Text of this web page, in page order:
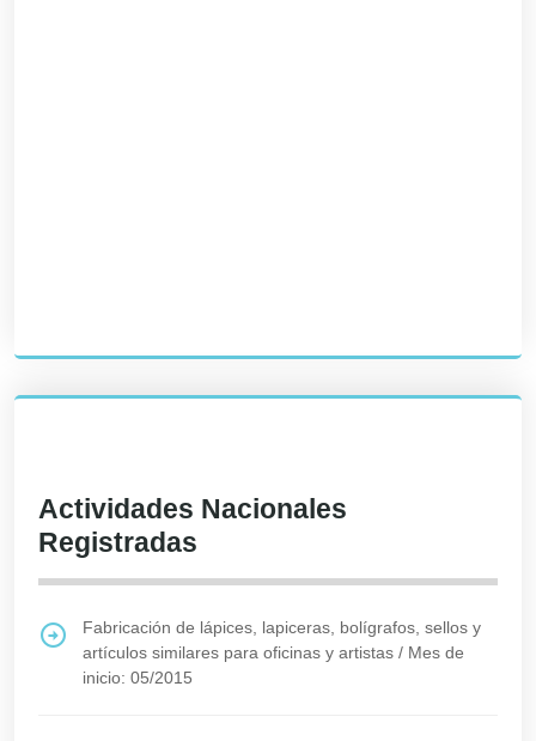
Actividades Nacionales
Registradas
Fabricación de lápices, lapiceras, bolígrafos, sellos y
artículos similares para oficinas y artistas / Mes de
inicio: 05/2015